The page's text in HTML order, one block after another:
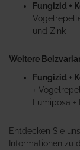
Fungizid +
und Zink
Weitere
Fungizid +
+
Lumiposa +
Entdecken Sie
Informationen zu